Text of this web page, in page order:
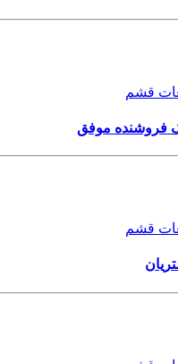
فروشنده موفق